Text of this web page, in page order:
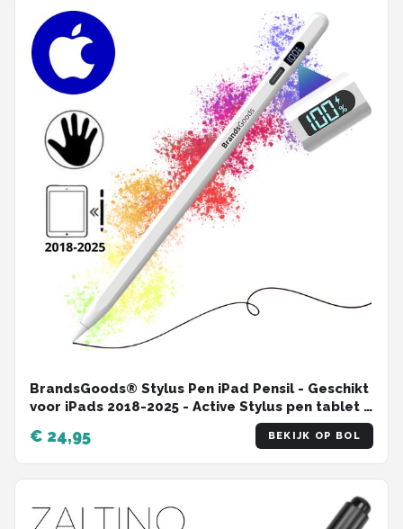
BrandsGoods® Stylus Pen iPad Pensil - Geschikt
voor iPads 2018-2025 - Active Stylus pen tablet -
Touchscreen Pen Palm Rejection
€ 24,95 BEKIJK OP BOL